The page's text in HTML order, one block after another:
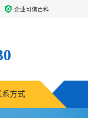
企业可信百科
系方式